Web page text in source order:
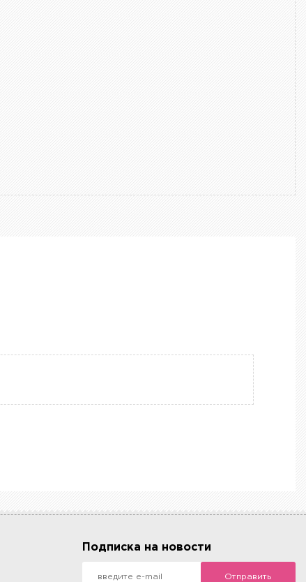
Подписка на новости
Отправить